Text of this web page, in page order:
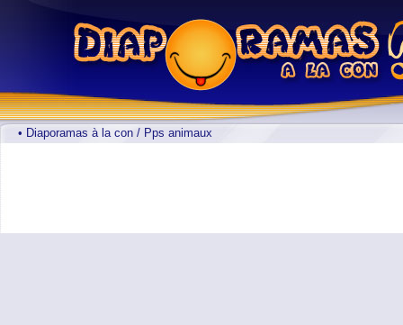
• Diaporamas à la con / Pps animaux